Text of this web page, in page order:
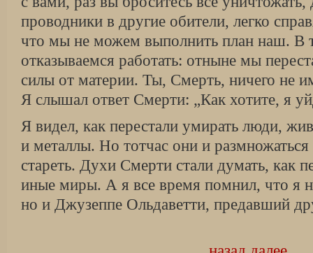
проводники в другие обители, легко
что мы не можем выполнить план наш. В
отказываемся работать: отныне мы
силы от материи. Ты, Смерть, ничего не
Я слышал ответ Смерти: „Как хотите, я
Я видел, как перестали умирать люди,
и металлы. Но тотчас они и размножаться
стареть. Духи Смерти стали думать, как
иные миры. А я все время помнил, что я
но и Джузеппе Ольдаветти, предавший